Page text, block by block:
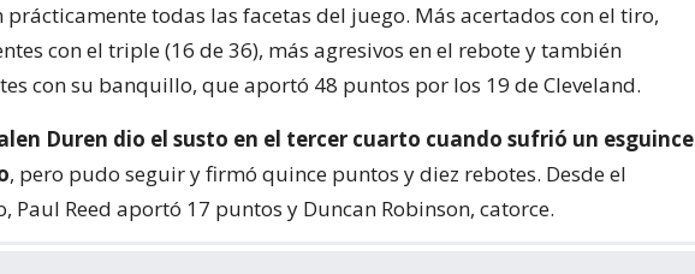
prácticamente todas las facetas del juego. Más acertados con el tiro,
con el triple (16 de 36), más agresivos en el rebote y también
con su banquillo, que aportó 48 puntos por los 19 de Cleveland.
Duren dio el susto en el tercer cuarto cuando sufrió un esguince
, pero pudo seguir y firmó quince puntos y diez rebotes. Desde el
Paul Reed aportó 17 puntos y Duncan Robinson, catorce.